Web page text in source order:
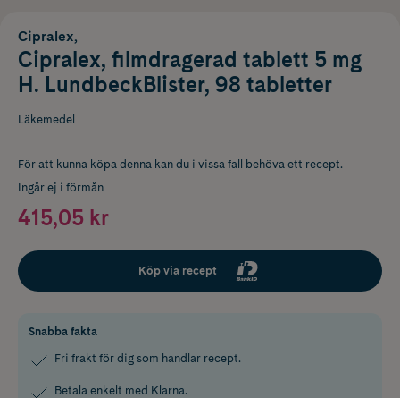
Cipralex,
Cipralex, filmdragerad tablett 5 mg
H. LundbeckBlister, 98 tabletter
Läkemedel
För att kunna köpa denna kan du i vissa fall behöva ett recept.
Ingår ej i förmån
415,05 kr
Köp via recept
Snabba fakta
Fri frakt för dig som handlar recept.
Betala enkelt med Klarna.